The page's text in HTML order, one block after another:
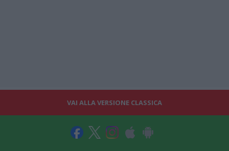
VAI ALLA VERSIONE CLASSICA